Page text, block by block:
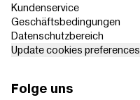
Kundenservice
Geschäftsbedingungen
Datenschutzbereich
Update cookies preferences
Folge uns